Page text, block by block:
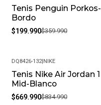
-44%
Tenis Penguin Porkos-
Bordo
$199.990$359.990
-20%
DQ8426-132| NIKE
Tenis Nike Air Jordan 1
Mid-Blanco
$669.990$834.990